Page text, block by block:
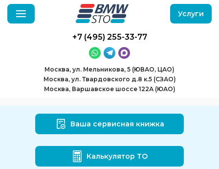
+7 (495) 255-33-77
Москва, ул. Мельникова, 5 (ЮВАО, ЦАО)
Москва, ул. Твардовского д.8 к.5 (СЗАО)
Москва, Варшавское шоссе 122А (ЮАО)
Услуги
Ваша сервисная книжка
Калькулятор ТО